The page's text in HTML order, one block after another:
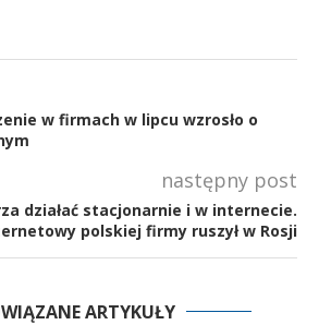
w firmach w lipcu wzrosło o
następny post
działać stacjonarnie i w internecie.
polskiej firmy ruszył w Rosji
ARTYKUŁY